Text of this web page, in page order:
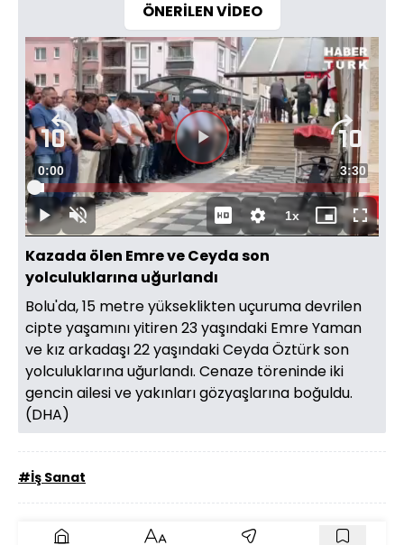
ÖNERİLEN VİDEO
Video
Oynatıcısı
yükleniyor.
Videoyu
Oynat
OynatSesi
Aç
Süre
0:00 Toplam
Süre
3:30
Yüklendi:
2.96%
1xOynatma
Hızı
Mini
oynatıcı
Tam
Ekran
Kazada ölen Emre ve Ceyda son
yolculuklarına uğurlandı
Bolu'da, 15 metre yükseklikten uçuruma devrilen
cipte yaşamını yitiren 23 yaşındaki Emre Yaman
ve kız arkadaşı 22 yaşındaki Ceyda Öztürk son
yolculuklarına uğurlandı. Cenaze töreninde iki
gencin ailesi ve yakınları gözyaşlarına boğuldu.
(DHA)
#İş Sanat